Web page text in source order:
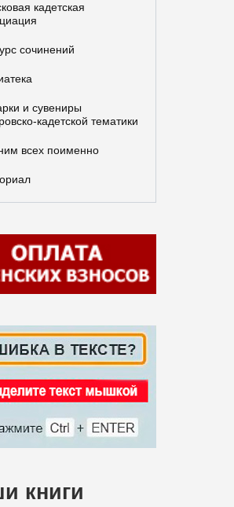
кадетская
сочинений
и сувениры
кадетской тематики
всех поименно
книги